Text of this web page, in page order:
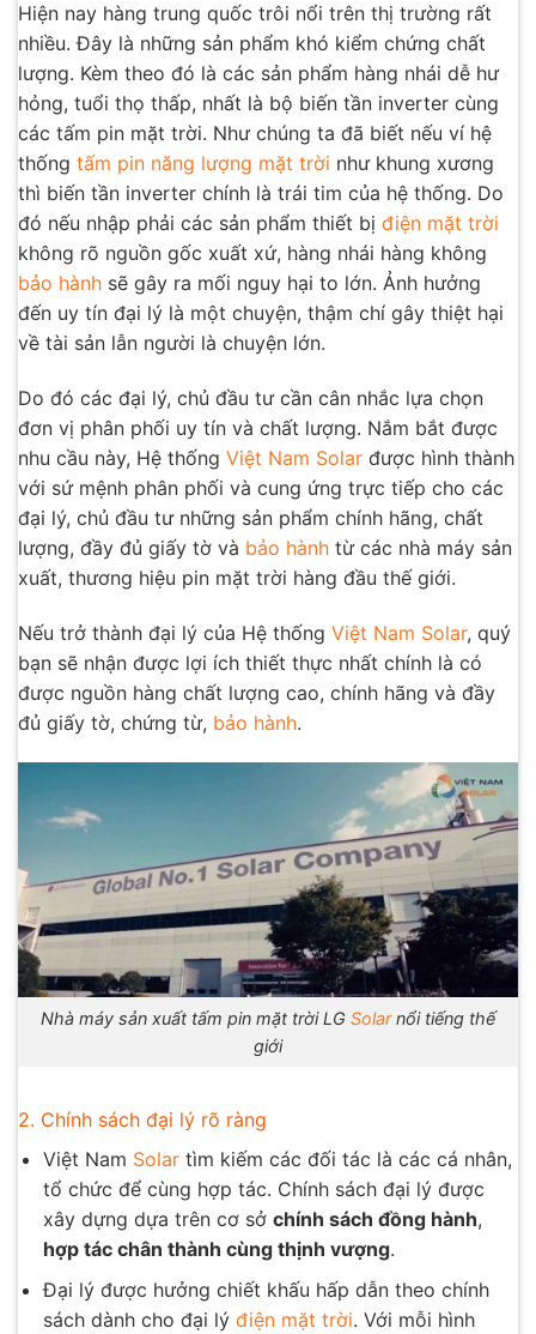
Hiện nay hàng trung quốc trôi nổi trên thị trường rất
nhiều. Đây là những sản phẩm khó kiểm chứng chất
lượng. Kèm theo đó là các sản phẩm hàng nhái dễ hư
hỏng, tuổi thọ thấp, nhất là bộ biến tần inverter cùng
các tấm pin mặt trời. Như chúng ta đã biết nếu ví hệ
thống tấm pin năng lượng mặt trời như khung xương
thì biến tần inverter chính là trái tim của hệ thống. Do
đó nếu nhập phải các sản phẩm thiết bị điện mặt trời
không rõ nguồn gốc xuất xứ, hàng nhái hàng không
bảo hành sẽ gây ra mối nguy hại to lớn. Ảnh hưởng
đến uy tín đại lý là một chuyện, thậm chí gây thiệt hại
về tài sản lẫn người là chuyện lớn.
Do đó các đại lý, chủ đầu tư cần cân nhắc lựa chọn
đơn vị phân phối uy tín và chất lượng. Nắm bắt được
nhu cầu này, Hệ thống Việt Nam Solar được hình thành
với sứ mệnh phân phối và cung ứng trực tiếp cho các
đại lý, chủ đầu tư những sản phẩm chính hãng, chất
lượng, đầy đủ giấy tờ và bảo hành từ các nhà máy sản
xuất, thương hiệu pin mặt trời hàng đầu thế giới.
Nếu trở thành đại lý của Hệ thống Việt Nam Solar, quý
bạn sẽ nhận được lợi ích thiết thực nhất chính là có
được nguồn hàng chất lượng cao, chính hãng và đầy
đủ giấy tờ, chứng từ, bảo hành.
Nhà máy sản xuất tấm pin mặt trời LG Solarnổi tiếng thế
giới
2. Chính sách đại lý rõ ràng
Việt Nam Solartìm kiếm các đối tác là các cá nhân,
tổ chức để cùng hợp tác. Chính sách đại lý được
xây dựng dựa trên cơ sở chính sách đồng hành,
hợp tác chân thành cùng thịnh vượng.
Đại lý được hưởng chiết khấu hấp dẫn theo chính
sách dành cho đại lý điện mặt trời. Với mỗi hình